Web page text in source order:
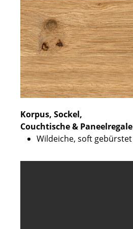
Korpus, Sockel,
Couchtische & Paneelregale
Wildeiche, soft gebürstet